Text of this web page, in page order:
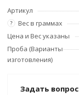
Артикул
? Вес в граммах
Цена и Вес указаны
Проба (Варианты
изготовления)
Задать вопрос